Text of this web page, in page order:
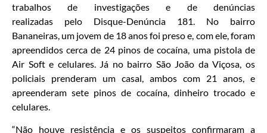
trabalhos de investigações e de denúncias
realizadas pelo Disque-Denúncia 181. No bairro
Bananeiras, um jovem de 18 anos foi preso e, com ele, foram
apreendidos cerca de 24 pinos de cocaína, uma pistola de
Air Soft e celulares. Já no bairro São João da Viçosa, os
policiais prenderam um casal, ambos com 21 anos, e
apreenderam sete pinos de cocaína, dinheiro trocado e
celulares.
“Não houve resistência e os suspeitos confirmaram a